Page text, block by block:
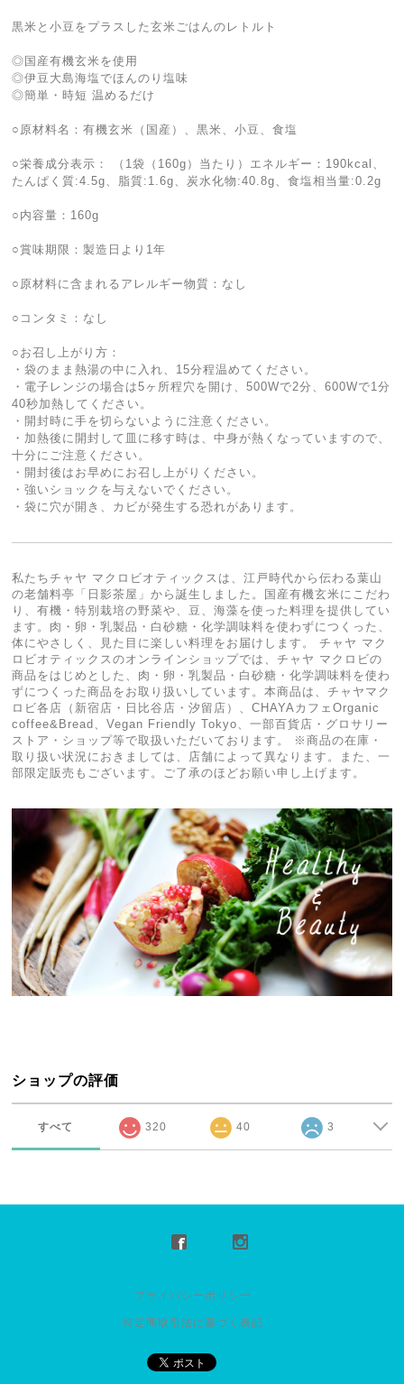
黒米と小豆をプラスした玄米ごはんのレトルト
◎国産有機玄米を使用
◎伊豆大島海塩でほんのり塩味
◎簡単・時短 温めるだけ
○原材料名：有機玄米（国産）、黒米、小豆、食塩
○栄養成分表示： （1袋（160g）当たり）エネルギー：190kcal、
たんぱく質:4.5g、脂質:1.6g、炭水化物:40.8g、食塩相当量:0.2g
○内容量：160g
○賞味期限：製造日より1年
○原材料に含まれるアレルギー物質：なし
○コンタミ：なし
○お召し上がり方：
・袋のまま熱湯の中に入れ、15分程温めてください。
・電子レンジの場合は5ヶ所程穴を開け、500Wで2分、600Wで1分
40秒加熱してください。
・開封時に手を切らないように注意ください。
・加熱後に開封して皿に移す時は、中身が熱くなっていますので、
十分にご注意ください。
・開封後はお早めにお召し上がりください。
・強いショックを与えないでください。
・袋に穴が開き、カビが発生する恐れがあります。
私たちチャヤ マクロビオティックスは、江戸時代から伝わる葉山
の老舗料亭「日影茶屋」から誕生しました。国産有機玄米にこだわ
り、有機・特別栽培の野菜や、豆、海藻を使った料理を提供してい
ます。肉・卵・乳製品・白砂糖・化学調味料を使わずにつくった、
体にやさしく、見た目に楽しい料理をお届けします。 チャヤ マク
ロビオティックスのオンラインショップでは、チャヤ マクロビの
商品をはじめとした、肉・卵・乳製品・白砂糖・化学調味料を使わ
ずにつくった商品をお取り扱いしています。本商品は、チャヤマク
ロビ各店（新宿店・日比谷店・汐留店）、CHAYAカフェOrganic
coffee&Bread、Vegan Friendly Tokyo、一部百貨店・グロサリー
ストア・ショップ等で取扱いただいております。 ※商品の在庫・
取り扱い状況におきましては、店舗によって異なります。また、一
部限定販売もございます。ご了承のほどお願い申し上げます。
ショップの評価
すべて 320 40 3
プライバシーポリシー
特定商取引法に基づく表記